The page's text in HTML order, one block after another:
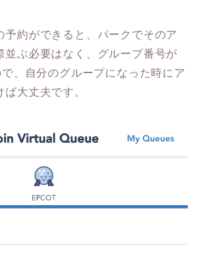
予約ができると、パークでそのア
並ぶ必要はなく、グループ番号が
、自分のグループになった時にア
ば大丈夫です。